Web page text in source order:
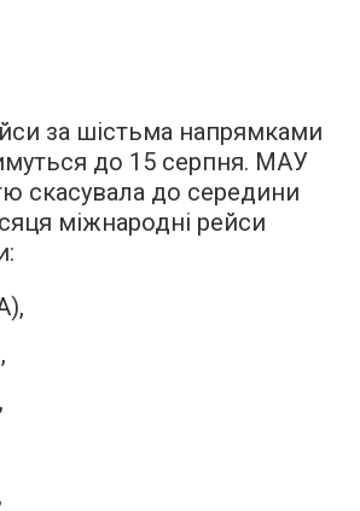
за шістьма напрямками
до 15 серпня. МАУ
скасувала до середини
міжнародні рейси